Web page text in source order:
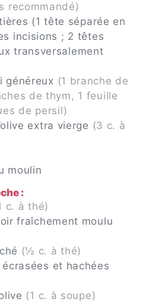
recommandé)
(1 tête séparée en
incisions ; 2 têtes
transversalement
généreux (1 branche de
de thym, 1 feuille
de persil)
extra vierge (3 c. à
moulin
:
c. à thé)
fraîchement moulu
(½ c. à thé)
écrasées et hachées
(1 c. à soupe)